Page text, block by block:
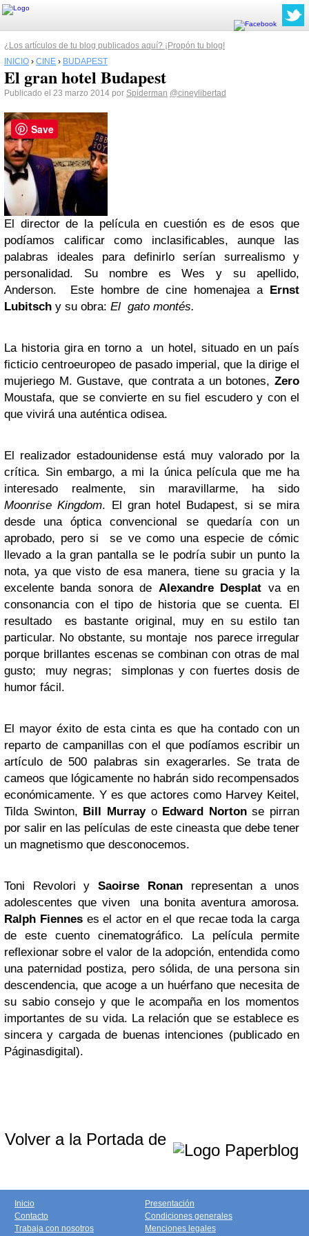
¿Los artículos de tu blog publicados aquí? ¡Propón tu blog!
INICIO › CINE › BUDAPEST
El gran hotel Budapest
Publicado el 23 marzo 2014 por Spiderman @cineylibertad
El director de la película en cuestión es de esos que
podíamos calificar como inclasificables, aunque las
palabras ideales para definirlo serían surrealismo y
personalidad. Su nombre es Wes y su apellido,
Anderson. Este hombre de cine homenajea a Ernst
Lubitsch y su obra: El gato montés.
La historia gira en torno a un hotel, situado en un país
ficticio centroeuropeo de pasado imperial, que la dirige el
mujeriego M. Gustave, que contrata a un botones, Zero
Moustafa, que se convierte en su fiel escudero y con el
que vivirá una auténtica odisea.
El realizador estadounidense está muy valorado por la
crítica. Sin embargo, a mi la única película que me ha
interesado realmente, sin maravillarme, ha sido
Moonrise Kingdom. El gran hotel Budapest, si se mira
desde una óptica convencional se quedaría con un
aprobado, pero si se ve como una especie de cómic
llevado a la gran pantalla se le podría subir un punto la
nota, ya que visto de esa manera, tiene su gracia y la
excelente banda sonora de Alexandre Desplat va en
consonancia con el tipo de historia que se cuenta. El
resultado es bastante original, muy en su estilo tan
particular. No obstante, su montaje nos parece irregular
porque brillantes escenas se combinan con otras de mal
gusto; muy negras; simplonas y con fuertes dosis de
humor fácil.
El mayor éxito de esta cinta es que ha contado con un
reparto de campanillas con el que podíamos escribir un
artículo de 500 palabras sin exagerarles. Se trata de
cameos que lógicamente no habrán sido recompensados
económicamente. Y es que actores como Harvey Keitel,
Tilda Swinton, Bill Murrayo Edward Nortonse pirran
por salir en las películas de este cineasta que debe tener
un magnetismo que desconocemos.
Toni Revolori ySaoirse Ronanrepresentan a unos
adolescentes que viven una bonita aventura amorosa.
Ralph Fienneses el actor en el que recae toda la carga
de este cuento cinematográfico. La película permite
reflexionar sobre el valor de la adopción, entendida como
una paternidad postiza, pero sólida, de una persona sin
descendencia, que acoge a un huérfano que necesita de
su sabio consejo y que le acompaña en los momentos
importantes de su vida. La relación que se establece es
sincera y cargada de buenas intenciones (publicado en
Páginasdigital).
Volver a la Portada de
Inicio
Contacto
Trabaja con nosotros
Presentación
Condiciones generales
Menciones legales
Save